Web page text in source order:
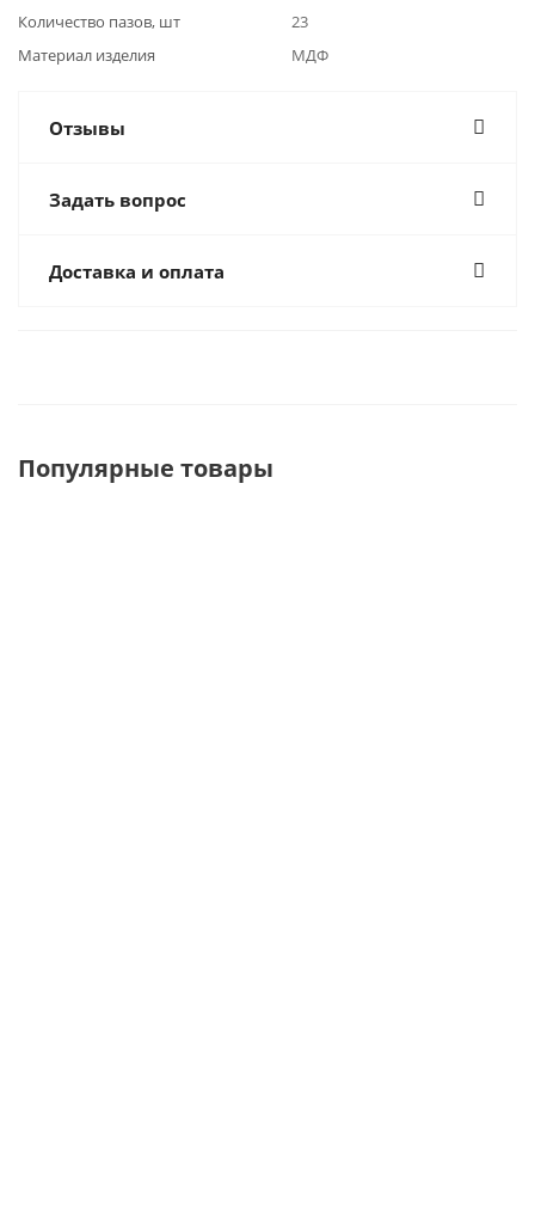
Количество пазов, шт
23
Материал изделия
МДФ
Отзывы
Задать вопрос
Доставка и оплата
Популярные товары